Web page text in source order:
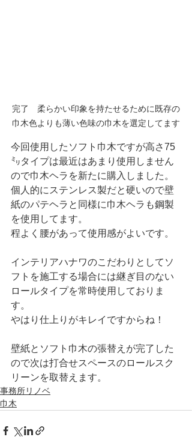
完了　柔らかい印象を持たせるために既存の
巾木色よりも薄い色味の巾木を選定してます
今回使用したソフト巾木ですが高さ75
㍉タイプは最近はあまり使用しません
ので巾木ヘラを新たに購入しました。
個人的にステンレス製だと硬いので壁
紙のパテヘラと同様に巾木ヘラも鋼製
を使用してます。
程よく腰があって使用感がよいです。
インテリアハナワのこだわりとしてソ
フトを施工する場合には継ぎ目のない
ロールタイプを常時使用しておりま
す。
やはり仕上りがキレイですからね！
壁紙とソフト巾木の張替えが完了した
ので次は打合せスペースのロールスク
リーンを取替えます。
事務所リノベ
巾木